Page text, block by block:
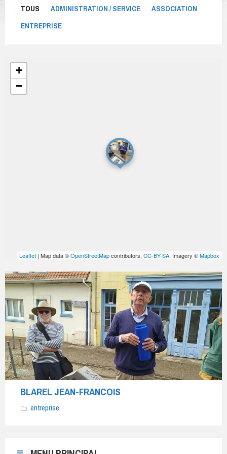
TOUS ADMINISTRATION / SERVICE
ASSOCIATION
ENTREPRISE
+
−
Leaflet | Map data ©OpenStreetMapcontributors, CC-BY-SA, Imagery ©Mapbox
BLAREL
Jean-
François,
guide-
conférencier
diplômé,
vous
fait
découvrir
l’histoire
patrimoine
BLAREL JEAN-FRANCOIS
entreprise